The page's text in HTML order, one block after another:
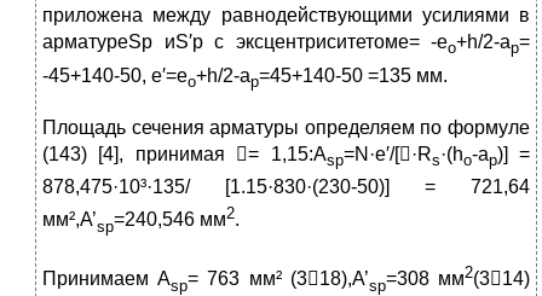
приложена между равнодействующими усилиями в
арматуреSр иS′р с эксцентриситетомe= -eo+h/2-ap=
-45+140-50, е′=еo+h/2-ap=45+140-50 =135 мм.
Площадь сечения арматуры определяем по формуле
(143) [4], принимая = 1,15:Asp=N·е′/[·Rs·(ho-ap)] =
878,475·10³·135/ [1.15·830·(230-50)] = 721,64
мм²,A’sp=240,546 мм2.
Принимаем Asp= 763 мм² (318),A’sp=308 мм2(314)